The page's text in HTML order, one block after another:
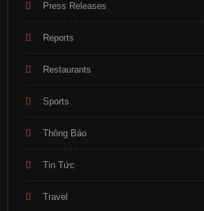
Press Releases
Reports
Restaurants
Sports
Thông Báo
Tin Tức
Travel